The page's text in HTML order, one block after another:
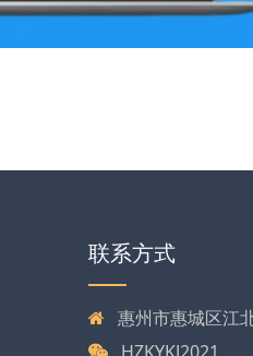
联系方式
惠州市惠城区江